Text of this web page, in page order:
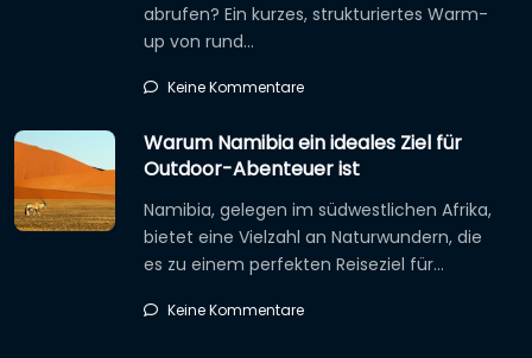
abrufen? Ein kurzes, strukturiertes Warm-
up von rund…
Keine Kommentare
Warum Namibia ein ideales Ziel für
Outdoor-Abenteuer ist
Namibia, gelegen im südwestlichen Afrika,
bietet eine Vielzahl an Naturwundern, die
es zu einem perfekten Reiseziel für…
Keine Kommentare